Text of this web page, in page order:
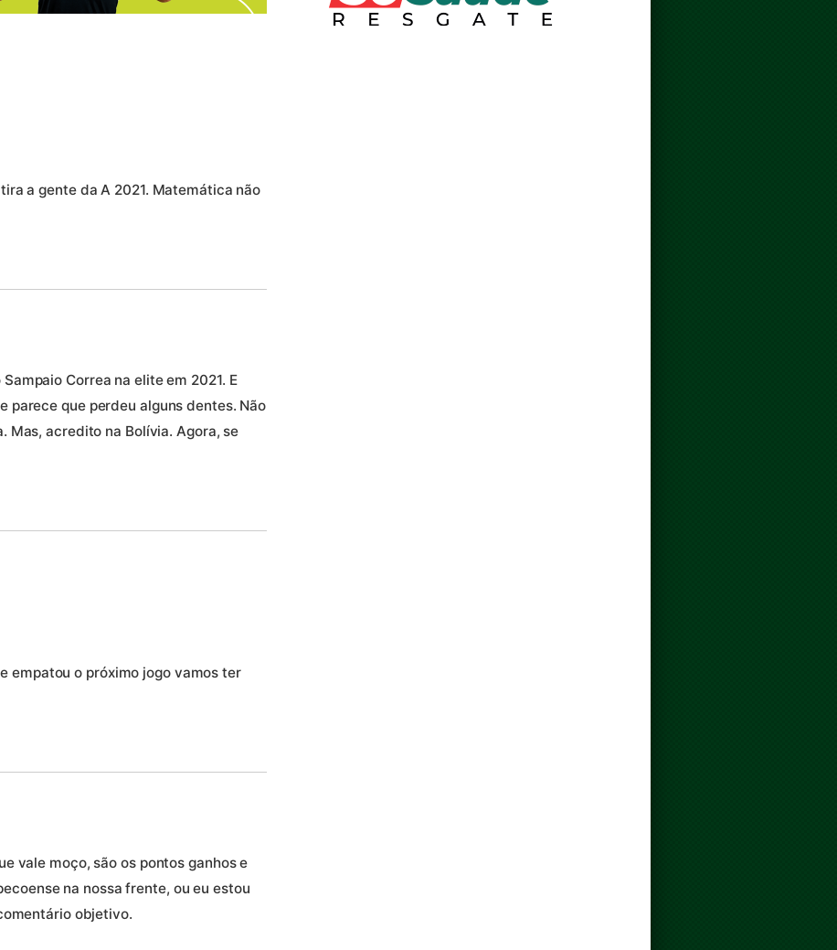
a gente da A 2021. Matemática não
Correa na elite em 2021. E
parece que perdeu alguns dentes. Não
Mas, acredito na Bolívia. Agora, se
empatou o próximo jogo vamos ter
vale moço, são os pontos ganhos e
na nossa frente, ou eu estou
objetivo.